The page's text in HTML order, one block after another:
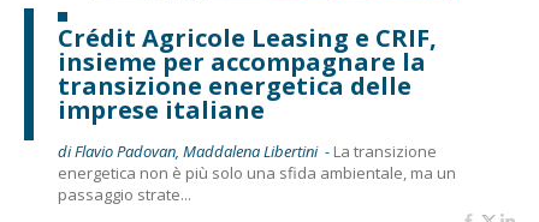
Crédit Agricole Leasing e CRIF,
insieme per accompagnare la
transizione energetica delle
imprese italiane
di Flavio Padovan, Maddalena Libertini - La transizione
energetica non è più solo una sfida ambientale, ma un
passaggio strate...